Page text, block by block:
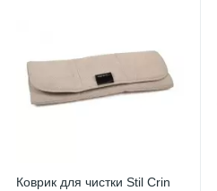
Коврик для чистки Stil Crin